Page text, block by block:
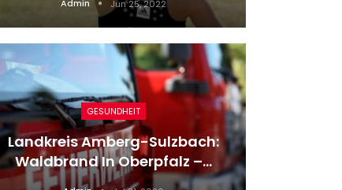
Admin Jun 25, 2022
GESUNDHEIT
Landkreis Amberg-Sulzbach:
Waldbrand In Oberpfalz –…